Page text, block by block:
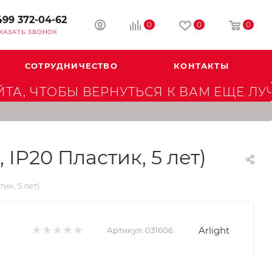
372-04-62
ЗВОНОК
0 0 0
СОТРУДНИЧЕСТВО КОНТАКТЫ
ЧТОБЫ ВЕРНУТЬСЯ К ВАМ ЕЩЕ
Пластик, 5 лет)
5 лет)
Артикул: 031606 Arlight